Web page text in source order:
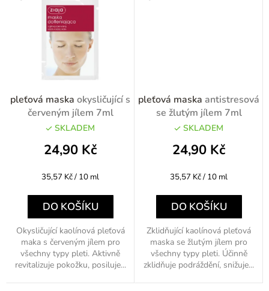
pleťová maska okysličující s
červeným jílem 7ml
SKLADEM
24,90 Kč
Měrná
35,57 Kč / 10 ml
DO KOŠÍKU
Okysličující kaolínová pleťová
maka s červeným jílem pro
všechny typy pleti. Aktivně
revitalizuje pokožku, posiluje...
pleťová maska antistresová
se žlutým jílem 7ml
SKLADEM
24,90 Kč
Měrná
35,57 Kč / 10 ml
DO KOŠÍKU
Zklidňující kaolínová pleťová
maska se žlutým jílem pro
všechny typy pleti. Účinně
zklidňuje podráždění, snižuje...